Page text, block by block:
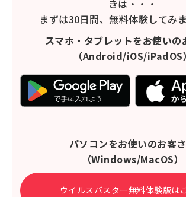
きは・・・
まずは30日間、無料体験してみ
スマホ・タブレットをお使いの
（Android/iOS/iPadOS）
パソコンをお使いのお客
（Windows/MacOS）
ウイルスバスター無料体験版は